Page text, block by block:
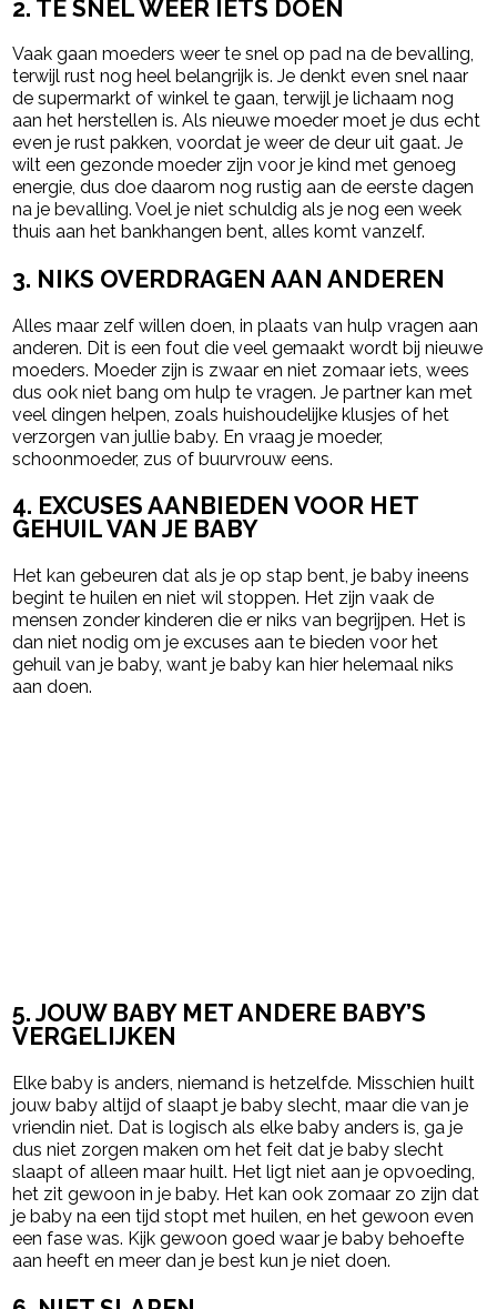
2. TE SNEL WEER IETS DOEN
Vaak gaan moeders weer te snel op pad na de bevalling,
terwijl rust nog heel belangrijk is. Je denkt even snel naar
de supermarkt of winkel te gaan, terwijl je lichaam nog
aan het herstellen is. Als nieuwe moeder moet je dus echt
even je rust pakken, voordat je weer de deur uit gaat. Je
wilt een gezonde moeder zijn voor je kind met genoeg
energie, dus doe daarom nog rustig aan de eerste dagen
na je bevalling. Voel je niet schuldig als je nog een week
thuis aan het bankhangen bent, alles komt vanzelf.
3. NIKS OVERDRAGEN AAN ANDEREN
Alles maar zelf willen doen, in plaats van hulp vragen aan
anderen. Dit is een fout die veel gemaakt wordt bij nieuwe
moeders. Moeder zijn is zwaar en niet zomaar iets, wees
dus ook niet bang om hulp te vragen. Je partner kan met
veel dingen helpen, zoals huishoudelijke klusjes of het
verzorgen van jullie baby. En vraag je moeder,
schoonmoeder, zus of buurvrouw eens.
4. EXCUSES AANBIEDEN VOOR HET
GEHUIL VAN JE BABY
Het kan gebeuren dat als je op stap bent, je baby ineens
begint te huilen en niet wil stoppen. Het zijn vaak de
mensen zonder kinderen die er niks van begrijpen. Het is
dan niet nodig om je excuses aan te bieden voor het
gehuil van je baby, want je baby kan hier helemaal niks
aan doen.
5. JOUW BABY MET ANDERE BABY’S
VERGELIJKEN
Elke baby is anders, niemand is hetzelfde. Misschien huilt
jouw baby altijd of slaapt je baby slecht, maar die van je
vriendin niet. Dat is logisch als elke baby anders is, ga je
dus niet zorgen maken om het feit dat je baby slecht
slaapt of alleen maar huilt. Het ligt niet aan je opvoeding,
het zit gewoon in je baby. Het kan ook zomaar zo zijn dat
je baby na een tijd stopt met huilen, en het gewoon even
een fase was. Kijk gewoon goed waar je baby behoefte
aan heeft en meer dan je best kun je niet doen.